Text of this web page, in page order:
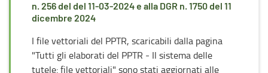
n. 256 del del 11-03-2024 e alla DGR n. 1750 del 11
dicembre 2024
I file vettoriali del PPTR, scaricabili dalla pagina
"Tutti gli elaborati del PPTR - Il sistema delle
tutele: file vettoriali" sono stati aggiornati alle